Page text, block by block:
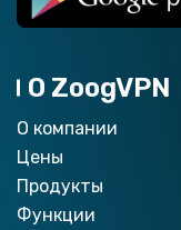
О ZoogVPN
О компании
Цены
Продукты
Функции